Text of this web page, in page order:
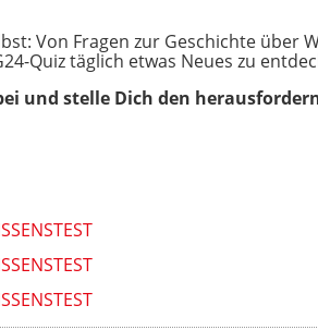
Von Fragen zur Geschichte über
Quiz täglich etwas Neues zu
und stelle Dich den